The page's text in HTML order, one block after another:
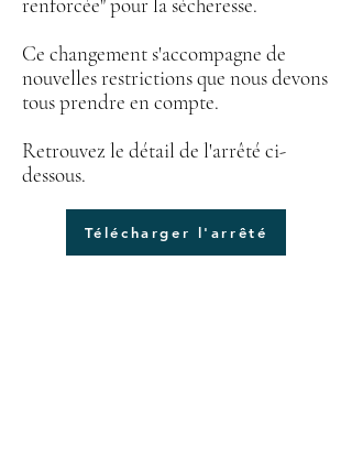
Ce changement s'accompagne de
nouvelles restrictions que nous devons
tous prendre en compte.
Retrouvez le détail de l'arrêté ci-
dessous.
Télécharger l'arrêté